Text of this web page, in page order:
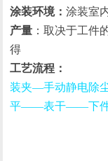
涂装环境： 涂装室
产量：取决于工件
得
工艺流程：
装夹—手动静电
平——表干——下